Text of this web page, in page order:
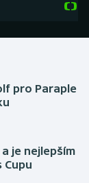
pro Paraple
je nejlepším